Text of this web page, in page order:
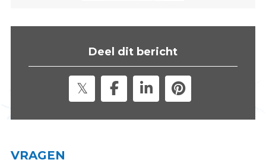
i
Deel dit bericht
VRAGEN